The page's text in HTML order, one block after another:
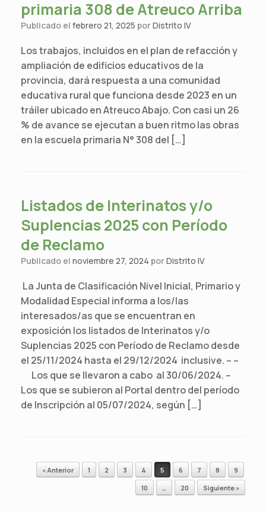
primaria 308 de Atreuco Arriba
Publicado el febrero 21, 2025 porDistrito IV
Los trabajos, incluidos en el plan de refacción y
ampliación de edificios educativos de la
provincia, dará respuesta a una comunidad
educativa rural que funciona desde 2023 en un
tráiler ubicado en Atreuco Abajo. Con casi un 26
% de avance se ejecutan a buen ritmo las obras
en la escuela primaria N° 308 del […]
Listados de Interinatos y/o
Suplencias 2025 con Período
de Reclamo
Publicado el noviembre 27, 2024 porDistrito IV
La Junta de Clasificación Nivel Inicial, Primario y
Modalidad Especial informa a los/las
interesados/as que se encuentran en
exposición los listados de Interinatos y/o
Suplencias 2025 con Período de Reclamo desde
el 25/11/2024 hasta el 29/12/2024 inclusive. – –
Los que se llevaron a cabo al 30/06/2024. –
Los que se subieron al Portal dentro del período
de Inscripción al 05/07/2024, según […]
Navegador de artículos
« Anterior 1 2 3 4 5 6 7 8
9
10
… 20 Siguiente »